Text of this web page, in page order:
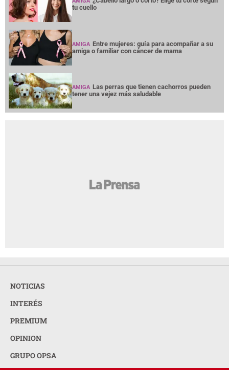
tu cuello
AMIGA Entre mujeres: guía para acompañar a su
amiga o familiar con cáncer de mama
AMIGA Las perras que tienen cachorros pueden
tener una vejez más saludable
NOTICIAS
INTERÉS
PREMIUM
OPINION
GRUPO OPSA